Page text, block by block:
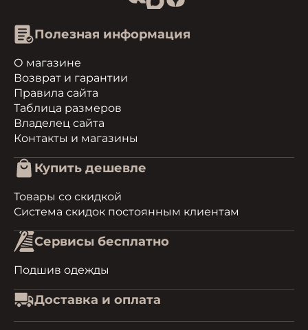
Полезная информация
О магазине
Возврат и гарантии
Правила сайта
Таблица размеров
Владелец сайта
Контакты и магазины
Купить дешевле
Товары со скидкой
Система скидок постоянным клиентам
Сервисы бесплатно
Подшив одежды
Доставка и оплата